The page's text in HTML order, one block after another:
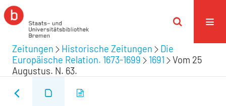
Zeitungen Historische Zeitungen
Die
Europäische Relation. 1673-1699
1691
Vom 25
Augustus. N. 63.